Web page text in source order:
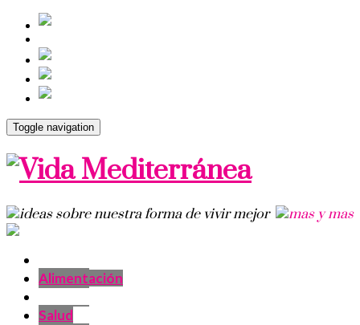
Toggle navigation
Alimentación
Salud